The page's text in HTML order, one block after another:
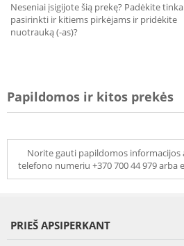
Neseniai įsigijote šią prekę? Padėkite
pasirinkti ir kitiems pirkėjams ir pridėkite
nuotrauką (-as)?
Papildomos ir kitos prekės
Norite gauti papildomos informacijos
telefono numeriu +370 700 44 979 arba
PRIEŠ APSIPERKANT